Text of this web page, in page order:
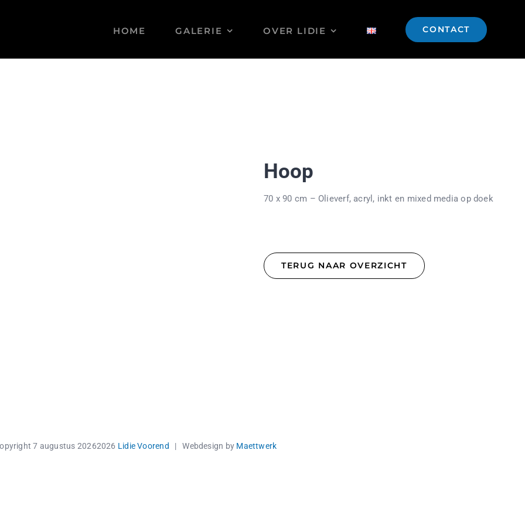
HOME GALERIE OVER LIDIE CONTACT
Hoop
70 x 90 cm – Olieverf, acryl, inkt en mixed media op doek
TERUG NAAR OVERZICHT
7 augustus 20262026 Lidie Voorend | Webdesign by Maettwerk